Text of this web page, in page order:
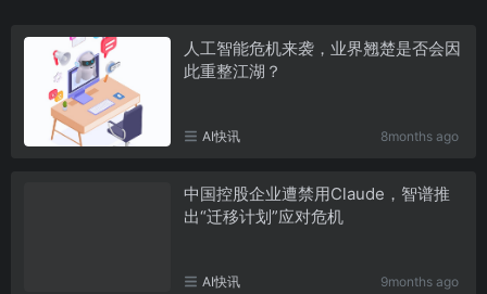
人工智能危机来袭，业界翘楚是否会因
此重整江湖？
AI快讯 8months ago
中国控股企业遭禁用Claude，智谱推
出“迁移计划”应对危机
AI快讯 9months ago